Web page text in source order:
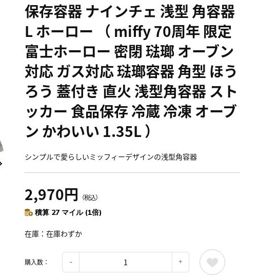
保存容器 ナインチェ 浅型 角容器
L ホーロー （ miffy 70周年 限定
富士ホーロー 密閉 琺瑯 オーブン
対応 ガス対応 琺瑯容器 角型 ほう
ろう 蓋付き 直火 浅型角容器 スト
ッカー 食品保存 冷蔵 冷凍 オーブ
ン かわいい 1.35L ）
シンプルで愛らしいミッフィーデザインの浅型角容器
2,970円 （税込）
積算 27 マイル (1倍)
在庫 在庫わずか
購入数：